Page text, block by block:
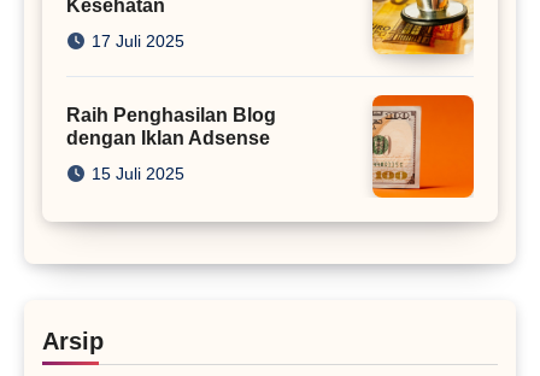
Kesehatan
17 Juli 2025
Raih Penghasilan Blog
dengan Iklan Adsense
15 Juli 2025
Arsip